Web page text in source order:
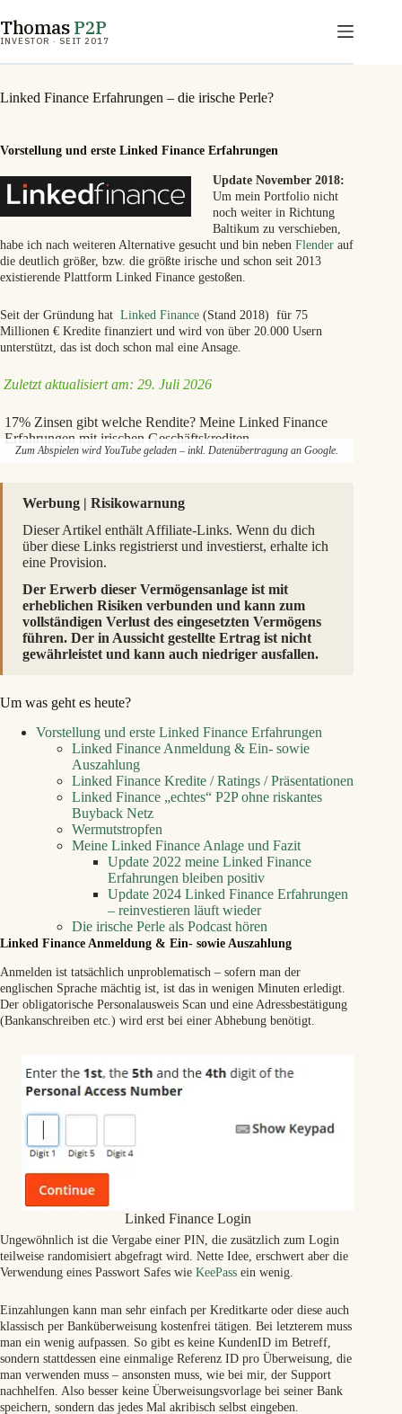
Inhalt
springen
ThomasP2P
INVESTOR · SEIT 2017
Linked Finance Erfahrungen – die irische Perle?
Vorstellung und erste Linked Finance Erfahrungen
Update November 2018:
Um mein Portfolio nicht
noch weiter in Richtung
Baltikum zu verschieben,
habe ich nach weiteren Alternative gesucht und bin neben Flender auf
die deutlich größer, bzw. die größte irische und schon seit 2013
existierende Plattform Linked Finance gestoßen.
Seit der Gründung hat Linked Finance (Stand 2018) für 75
Millionen € Kredite finanziert und wird von über 20.000 Usern
unterstützt, das ist doch schon mal eine Ansage.
Zuletzt aktualisiert am: 29. Juli 2026
17% Zinsen gibt welche Rendite? Meine Linked Finance
Erfahrungen mit irischen Geschäftskrediten
Zum Abspielen wird YouTube geladen – inkl. Datenübertragung an Google.
Werbung | Risikowarnung
Dieser Artikel enthält Affiliate-Links. Wenn du dich
über diese Links registrierst und investierst, erhalte ich
eine Provision.
Der Erwerb dieser Vermögensanlage ist mit
erheblichen Risiken verbunden und kann zum
vollständigen Verlust des eingesetzten Vermögens
führen. Der in Aussicht gestellte Ertrag ist nicht
gewährleistet und kann auch niedriger ausfallen.
Um was geht es heute?
Vorstellung und erste Linked Finance Erfahrungen
Linked Finance Anmeldung & Ein- sowie
Auszahlung
Linked Finance Kredite / Ratings / Präsentationen
Linked Finance „echtes“ P2P ohne riskantes
Buyback Netz
Wermutstropfen
Meine Linked Finance Anlage und Fazit
Update 2022 meine Linked Finance
Erfahrungen bleiben positiv
Update 2024 Linked Finance Erfahrungen
– reinvestieren läuft wieder
Die irische Perle als Podcast hören
Linked Finance Anmeldung & Ein- sowie Auszahlung
Anmelden ist tatsächlich unproblematisch – sofern man der
englischen Sprache mächtig ist, ist das in wenigen Minuten erledigt.
Der obligatorische Personalausweis Scan und eine Adressbestätigung
(Bankanschreiben etc.) wird erst bei einer Abhebung benötigt.
Linked Finance Login
Ungewöhnlich ist die Vergabe einer PIN, die zusätzlich zum Login
teilweise randomisiert abgefragt wird. Nette Idee, erschwert aber die
Verwendung eines Passwort Safes wie KeePass ein wenig.
Einzahlungen kann man sehr einfach per Kreditkarte oder diese auch
klassisch per Banküberweisung kostenfrei tätigen. Bei letzterem muss
man ein wenig aufpassen. So gibt es keine KundenID im Betreff,
sondern stattdessen eine einmalige Referenz ID pro Überweisung, die
man verwenden muss – ansonsten muss, wie bei mir, der Support
nachhelfen. Also besser keine Überweisungsvorlage bei seiner Bank
speichern, sondern das jedes Mal akribisch selbst eingeben.